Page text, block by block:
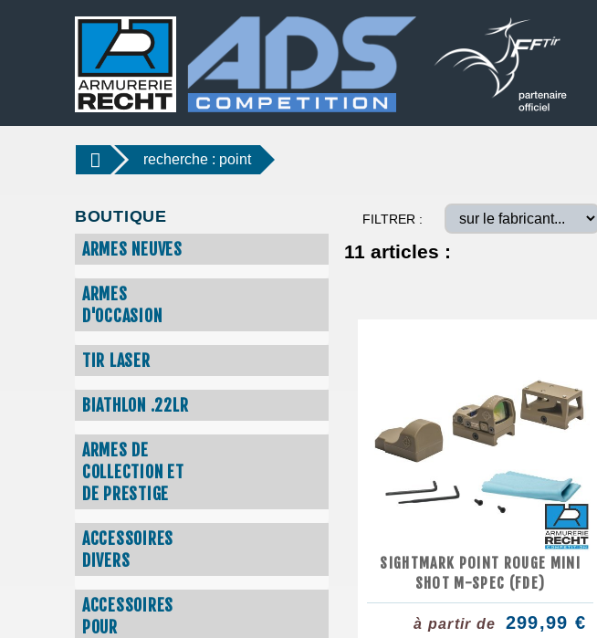
recherche : point
BOUTIQUE
ARMES NEUVES
ARMES
D'OCCASION
TIR LASER
BIATHLON .22LR
ARMES DE
COLLECTION ET
DE PRESTIGE
ACCESSOIRES
DIVERS
ACCESSOIRES
POUR
FILTRER :
11 articles :
SIGHTMARK POINT ROUGE MINI
SHOT M-SPEC (FDE)
à partir de 299,99 €